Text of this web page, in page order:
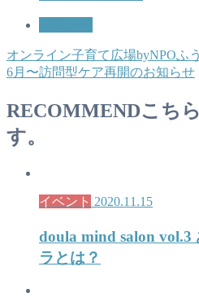
オンライン子育て広場byNPOふ
6月〜訪問型ケア再開のお知らせ
RECOMMENDこち
す。
イベント 2020.11.15
doula mind salon vol.3
ラとは？